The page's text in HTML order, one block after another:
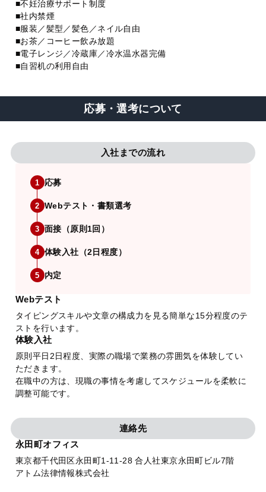
■不妊治療サポート制度
■社内禁煙
■服装／髪型／髪色／ネイル自由
■お茶／コーヒー飲み放題
■電子レンジ／冷蔵庫／冷水温水器完備
■自習机の利用自由
応募・選考について
入社までの流れ
1 応募
2 Webテスト・書類選考
3 面接（原則1回）
4 体験入社（2日程度）
5 内定
Webテスト
タイピングスキルや文章の構成力を見る簡単な15分程度のテ
ストを行います。
体験入社
原則平日2日程度、実際の職場で業務の雰囲気を体験してい
ただきます。
在職中の方は、現職の事情を考慮してスケジュールを柔軟に
調整可能です。
連絡先
永田町オフィス
東京都千代田区永田町1-11-28 合人社東京永田町ビル7階
アトム法律情報株式会社